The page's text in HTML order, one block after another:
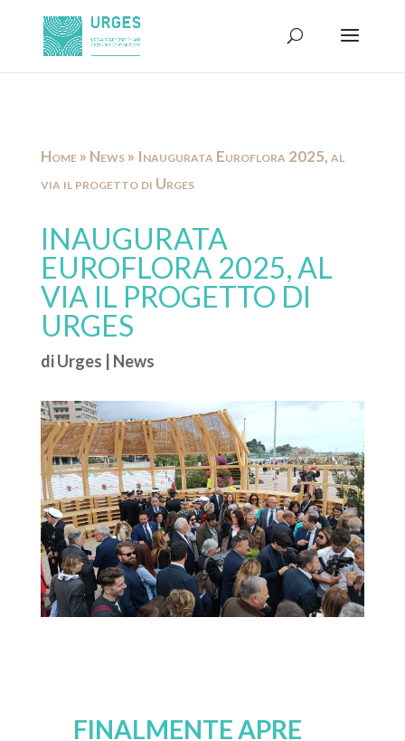
Home» News» Inaugurata Euroflora 2025, al
via il progetto di Urges
INAUGURATA
EUROFLORA 2025, AL
VIA IL PROGETTO DI
URGES
diUrges News
FINALMENTE APRE